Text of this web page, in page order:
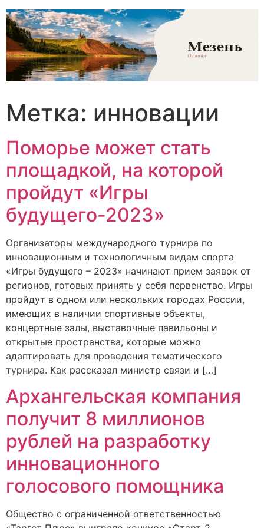
Перейти
содержимому
Метка: инновации
Поморье может стать
площадкой, на которой
пройдут «Игры
будущего-2023»
Организаторы международного турнира по
инновационным и технологичным видам спорта
«Игры будущего – 2023» начинают прием заявок от
регионов, готовых принять у себя первенство. Игры
пройдут в одном или нескольких городах России,
имеющих в наличии спортивные объекты,
концертные залы, выставочные павильоны и
открытые пространства, которые можно
адаптировать для проведения тематического
турнира. Как рассказал министр связи и […]
Архангельская компания
получит 8 миллионов
рублей на разработку
инновационного
голосового помощника
Общество с ограниченной ответственностью